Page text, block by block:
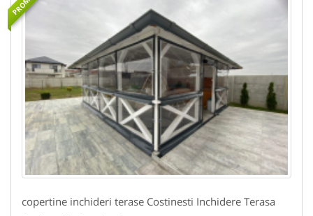
copertine inchideri terase Costinesti Inchidere Terasa